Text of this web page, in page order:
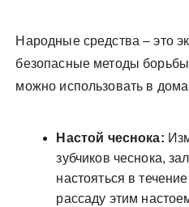
Народные средства – это
безопасные методы
можно использовать в
Настой чеснока:
зубчиков чеснока,
настояться в
рассаду этим